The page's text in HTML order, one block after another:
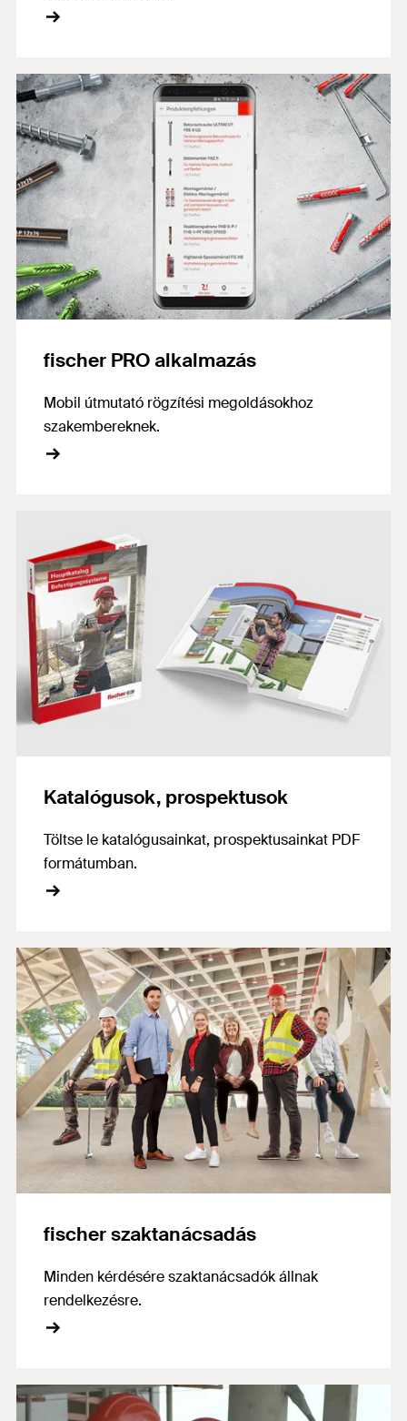
fischer PRO alkalmazás
Mobil útmutató rögzítési megoldásokhoz
szakembereknek.
Katalógusok, prospektusok
Töltse le katalógusainkat, prospektusainkat PDF
formátumban.
fischer szaktanácsadás
Minden kérdésére szaktanácsadók állnak
rendelkezésre.